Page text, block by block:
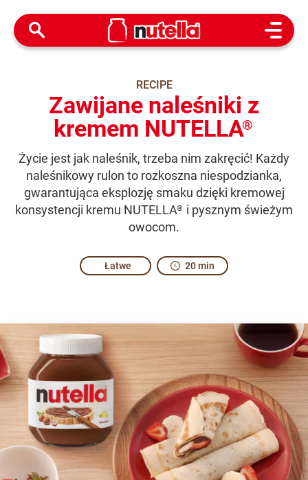
Open
RECIPE
Zawijane naleśniki z
kremem NUTELLA®
Życie jest jak naleśnik, trzeba nim zakręcić! Każdy
naleśnikowy rulon to rozkoszna niespodzianka,
gwarantująca eksplozję smaku dzięki kremowej
konsystencji kremu NUTELLA® i pysznym świeżym
owocom.
Łatwe 20 min